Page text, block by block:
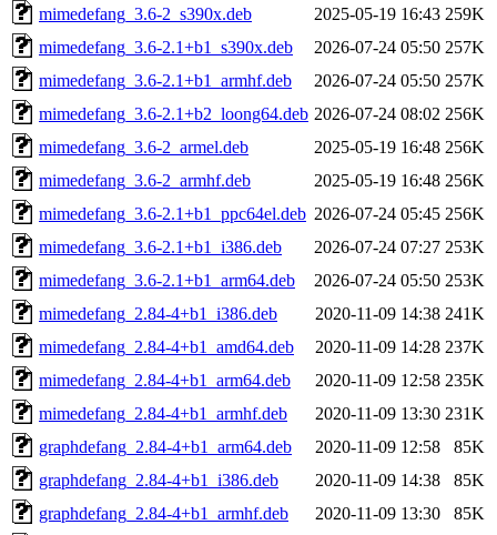
mimedefang_3.6-2_s390x.deb
2025-05-19 16:43 259K
mimedefang_3.6-2.1+b1_s390x.deb
2026-07-24 05:50 257K
mimedefang_3.6-2.1+b1_armhf.deb
2026-07-24 05:50 257K
mimedefang_3.6-2.1+b2_loong64.deb 2026-07-24 08:02 256K
mimedefang_3.6-2_armel.deb
2025-05-19 16:48 256K
mimedefang_3.6-2_armhf.deb
2025-05-19 16:48 256K
mimedefang_3.6-2.1+b1_ppc64el.deb 2026-07-24 05:45 256K
mimedefang_3.6-2.1+b1_i386.deb
2026-07-24 07:27 253K
mimedefang_3.6-2.1+b1_arm64.deb
2026-07-24 05:50 253K
mimedefang_2.84-4+b1_i386.deb
2020-11-09 14:38 241K
mimedefang_2.84-4+b1_amd64.deb
2020-11-09 14:28 237K
mimedefang_2.84-4+b1_arm64.deb
2020-11-09 12:58 235K
mimedefang_2.84-4+b1_armhf.deb
2020-11-09 13:30 231K
graphdefang_2.84-4+b1_arm64.deb
2020-11-09 12:58
85K
graphdefang_2.84-4+b1_i386.deb
2020-11-09 14:38
85K
graphdefang_2.84-4+b1_armhf.deb
2020-11-09 13:30
85K